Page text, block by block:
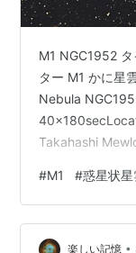
M1 NGC1952
ター M1 かに星
Nebula
Takahashi
EM-
ZWO
#M1 #惑星状星
楽しい記憶 •